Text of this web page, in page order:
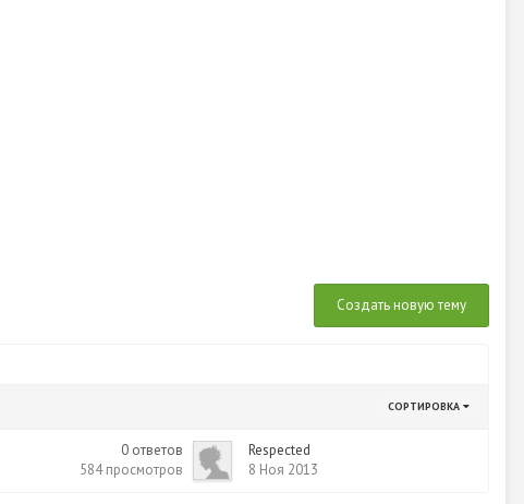
Создать новую тему
СОРТИРОВКА
0 ответов
584 просмотров
Respected
8 Ноя 2013